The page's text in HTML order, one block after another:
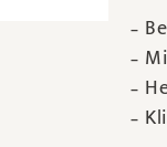
–
–
–
–